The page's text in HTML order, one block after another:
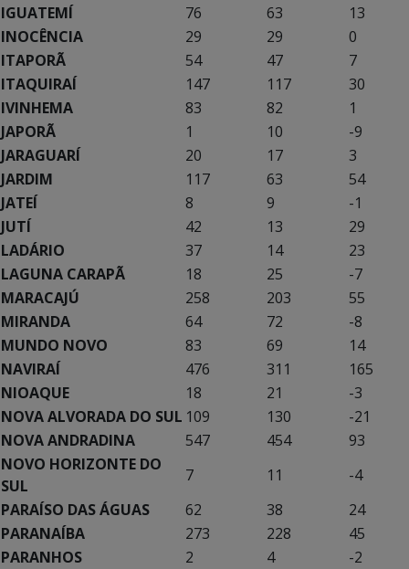
IGUATEMÍ
76 63
13
INOCÊNCIA
29 29
0
ITAPORÃ
54 47
7
ITAQUIRAÍ
147 117
30
IVINHEMA
83 82
1
JAPORÃ
1 10
-9
JARAGUARÍ
20 17
3
JARDIM
117 63
54
JATEÍ
8 9
-1
JUTÍ
42 13
29
LADÁRIO
37 14
23
LAGUNA CARAPÃ
18 25
-7
MARACAJÚ
258 203
55
MIRANDA
64 72
-8
MUNDO NOVO
83 69
14
NAVIRAÍ
476 311
165
NIOAQUE
18 21
-3
NOVA ALVORADA DO SUL 109 130
-21
NOVA ANDRADINA
547 454
93
NOVO HORIZONTE DO
SUL
7 11
-4
PARAÍSO DAS ÁGUAS
62 38
24
PARANAÍBA
273 228
45
PARANHOS
2 4
-2